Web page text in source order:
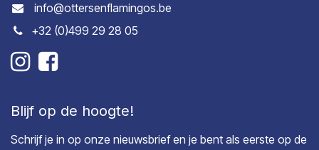
info@ottersenflamingos.be
+32 (0)499 29 28 05
Blijf op de hoogte!
Schrijf je in op onze nieuwsbrief en je bent als eerste op de